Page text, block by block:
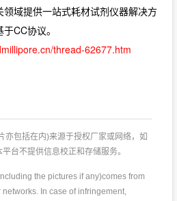
域提供一站式耗材试剂仪器解决方
CC协议。
thread-62677.htm
亦包括在内)来源于授权厂家或网络，如
台不提供信息校正和存储服务。
the pictures if any)comes from
In case of infringement,